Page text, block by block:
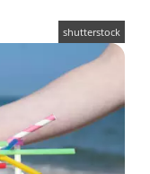
shutterstock